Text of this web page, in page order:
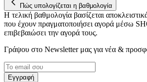
Πώς υπολογίζεται η βαθμολογία
Η τελική βαθμολογία βασίζεται
που έχουν πραγματοποιήσει αγορά μέσω
επιβεβαιώσει την αγορά τους.
Γράψου στο Νewsletter μας για νέα &
Εγγραφή